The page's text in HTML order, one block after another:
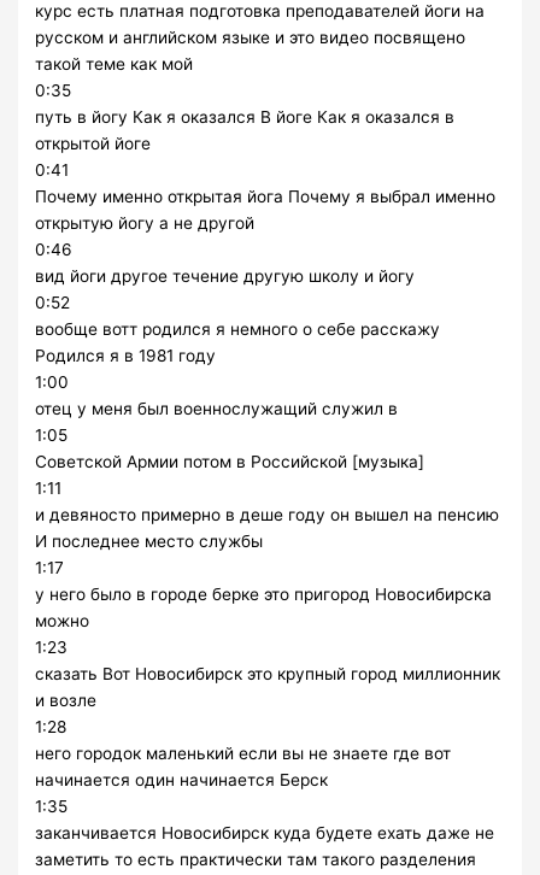
курс есть платная подготовка преподавателей йоги на
русском и английском языке и это видео посвящено
такой теме как мой
0:35
путь в йогу Как я оказался В йоге Как я оказался в
открытой йоге
0:41
Почему именно открытая йога Почему я выбрал именно
открытую йогу а не другой
0:46
вид йоги другое течение другую школу и йогу
0:52
вообще вотт родился я немного о себе расскажу
Родился я в 1981 году
1:00
отец у меня был военнослужащий служил в
1:05
Советской Армии потом в Российской [музыка]
1:11
и девяносто примерно в деше году он вышел на пенсию
И последнее место службы
1:17
у него было в городе берке это пригород Новосибирска
можно
1:23
сказать Вот Новосибирск это крупный город миллионник
и возле
1:28
него городок маленький если вы не знаете где вот
начинается один начинается Берск
1:35
заканчивается Новосибирск куда будете ехать даже не
заметить то есть практически там такого разделения